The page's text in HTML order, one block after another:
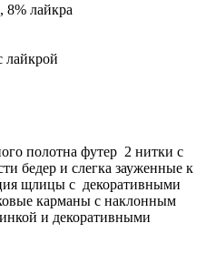
8% лайкра
лайкрой
полотна футер 2 нитки с
бедер и слегка зауженные к
щлицы с декоративными
карманы с наклонным
и декоративными